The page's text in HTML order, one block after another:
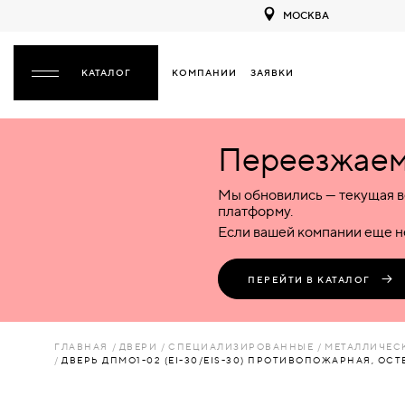
МОСКВА
КОМПАНИИ ЗАЯВКИ
НАЗАД
ПЛАСТИКОВЫЕ
ЛЮКИ
Межкомнатные
Деревянные
Пластиковые
Комбинированные
Входные
Металлические
Пластиковые
Стеклянные
Комбинированные
Специализированные
Металлические
Пластиковые
Стеклянные
Комбинированные
Мы обновились — текущая
платформу.
Если вашей компании еще
ПЕРЕЙТИ В КАТАЛОГ
ГЛАВНАЯ ДВЕРИ СПЕЦИАЛИЗИРОВАННЫЕ
ДВЕРЬ ДПМО1-02 (EI-30/EIS-30) ПРОТИВОПОЖАРНАЯ,